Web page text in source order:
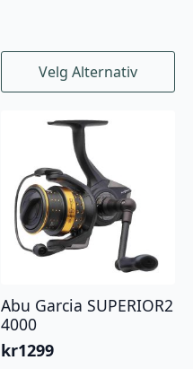
Velg Alternativ
Dette
produktet
Alternativene
kan
velges
på
produktsiden
Abu Garcia SUPERIOR2
4000
kr1299